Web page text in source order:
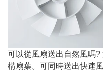
可以從風扇送出自然風嗎
構扇葉。可同時送出快速